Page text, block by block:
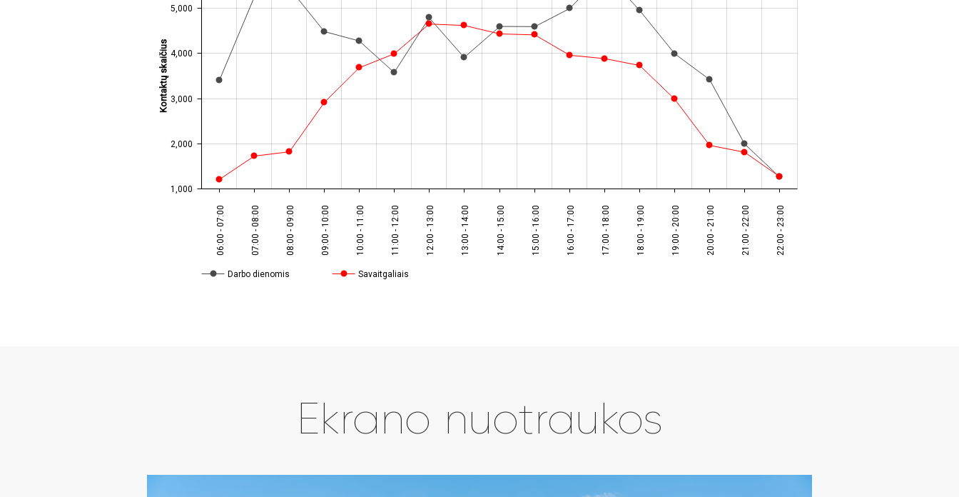
06:00 - 07:00 07:00 - 08:00 08:00 - 09:00 09:00 - 10:00 10:00 - 11:00 11:00 - 12:00 12:00 - 13:00 13:00 - 14:00 14:00 - 15:00 15:00 - 16:00 16:00 - 17:00 17:00 - 18:00 18:00 - 19:00 19:00 - 20:00 20:00 - 21:00 21:00 - 22:00 22:00 - 23:00
1,000
2,000
3,000
4,000
5,000
Kontaktų skaičius
Darbo dienomis Savaitgaliais
Ekrano nuotraukos